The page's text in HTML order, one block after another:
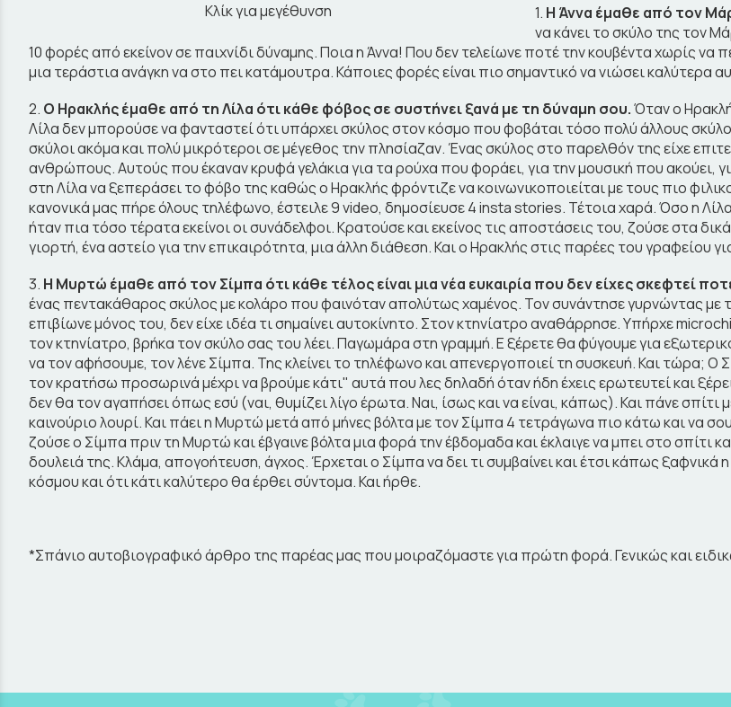
Κλίκ για μεγέθυνση
1. Η Άννα έμαθε από τον
να κάνει το σκύλο της τον
10 φορές από εκείνον σε παιχνίδι δύναμης. Ποια η Άννα! Που δεν τελείωνε ποτέ την κουβέντα χωρίς να
μια τεράστια ανάγκη να στο πει κατάμουτρα. Κάποιες φορές είναι πιο σημαντικό να νιώσει καλύτερα
2. Ο Ηρακλής έμαθε από τη Λίλα ότι κάθε φόβος σε συστήνει ξανά με τη δύναμη σου.Όταν ο
Λίλα δεν μπορούσε να φανταστεί ότι υπάρχει σκύλος στον κόσμο που φοβάται τόσο πολύ άλλους
σκύλοι ακόμα και πολύ μικρότεροι σε μέγεθος την πλησίαζαν. Ένας σκύλος στο παρελθόν της είχε
ανθρώπους. Αυτούς που έκαναν κρυφά γελάκια για τα ρούχα που φοράει, για την μουσική που ακούει,
στη Λίλα να ξεπεράσει το φόβο της καθώς ο Ηρακλής φρόντιζε να κοινωνικοποιείται με τους πιο
κανονικά μας πήρε όλους τηλέφωνο, έστειλε 9 video, δημοσίευσε 4 insta stories. Τέτοια χαρά. Όσο η
ήταν πια τόσο τέρατα εκείνοι οι συνάδελφοι. Κρατούσε και εκείνος τις αποστάσεις του, ζούσε στα
γιορτή, ένα αστείο για την επικαιρότητα, μια άλλη διάθεση. Και ο Ηρακλής στις παρέες του γραφείου
3. Η Μυρτώ έμαθε από τον Σίμπα ότι κάθε τέλος είναι μια νέα ευκαιρία που δεν είχες σκεφτεί
ένας πεντακάθαρος σκύλος με κολάρο που φαινόταν απολύτως χαμένος. Τον συνάντησε γυρνώντας με
επιβίωνε μόνος του, δεν είχε ιδέα τι σημαίνει αυτοκίνητο. Στον κτηνίατρο αναθάρρησε. Υπήρχε
τον κτηνίατρο, βρήκα τον σκύλο σας του λέει. Παγωμάρα στη γραμμή. Ε ξέρετε θα φύγουμε για
να τον αφήσουμε, τον λένε Σίμπα. Της κλείνει το τηλέφωνο και απενεργοποιεί τη συσκευή. Και τώρα;
τον κρατήσω προσωρινά μέχρι να βρούμε κάτι" αυτά που λες δηλαδή όταν ήδη έχεις ερωτευτεί και
δεν θα τον αγαπήσει όπως εσύ (ναι, θυμίζει λίγο έρωτα. Ναι, ίσως και να είναι, κάπως). Και πάνε
καινούριο λουρί. Και πάει η Μυρτώ μετά από μήνες βόλτα με τον Σίμπα 4 τετράγωνα πιο κάτω και να
ζούσε ο Σίμπα πριν τη Μυρτώ και έβγαινε βόλτα μια φορά την έβδομαδα και έκλαιγε να μπει στο σπίτι
δουλειά της. Κλάμα, απογοήτευση, άγχος. Έρχεται ο Σίμπα να δει τι συμβαίνει και έτσι κάπως ξαφνικά
κόσμου και ότι κάτι καλύτερο θα έρθει σύντομα. Και ήρθε.
*Σπάνιο αυτοβιογραφικό άρθρο της παρέας μας που μοιραζόμαστε για πρώτη φορά. Γενικώς και